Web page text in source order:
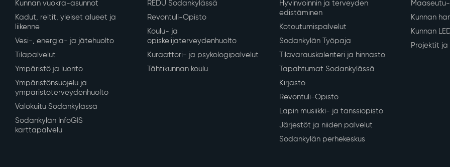
Kunnan vuokra-asunnot
Kadut, reitit, yleiset alueet ja
liikenne
Vesi-, energia- ja jätehuolto
Tilapalvelut
Ympäristö ja luonto
Ympäristönsuojelu ja
ympäristöterveydenhuolto
Valokuitu Sodankylässä
Sodankylän InfoGIS
karttapalvelu
REDU Sodankylässä
Revontuli-Opisto
Koulu- ja
opiskelijaterveydenhuolto
Kuraattori- ja psykologipalvelut
Tähtikunnan koulu
Hyvinvoinnin ja terveyden
edistäminen
Kotoutumispalvelut
Sodankylän Työpaja
Tilavarauskalenteri ja hinnasto
Tapahtumat Sodankylässä
Kirjasto
Revontuli-Opisto
Lapin musiikki- ja tanssiopisto
Järjestöt ja niiden palvelut
Sodankylän perhekeskus
Kunnan
Kunnan
Projektit ja